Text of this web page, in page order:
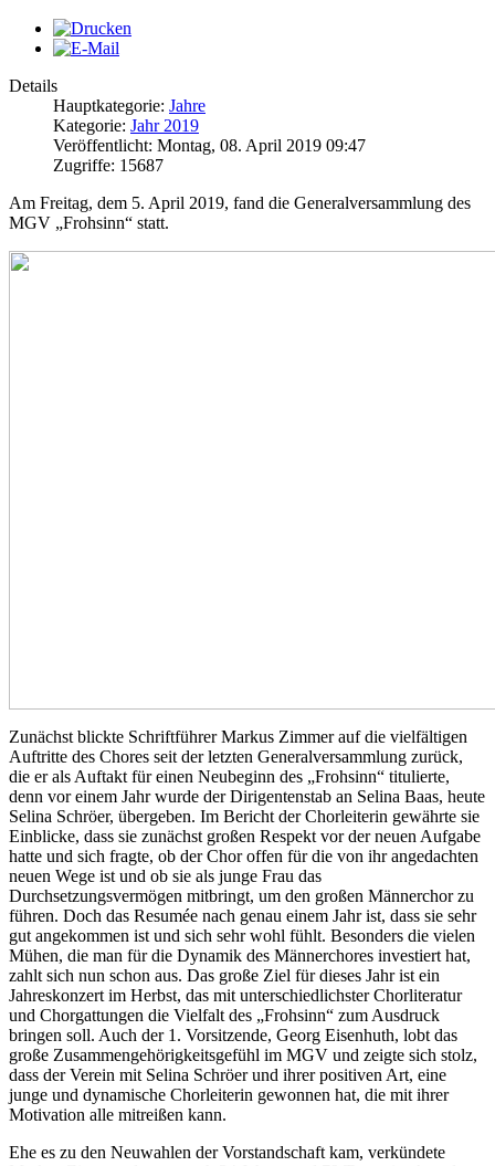
Details
Hauptkategorie: Jahre
Kategorie: Jahr 2019
Veröffentlicht: Montag, 08. April 2019 09:47
Zugriffe: 15687
Am Freitag, dem 5. April 2019, fand die Generalversammlung des
MGV „Frohsinn“ statt.
Zunächst blickte Schriftführer Markus Zimmer auf die vielfältigen
Auftritte des Chores seit der letzten Generalversammlung zurück,
die er als Auftakt für einen Neubeginn des „Frohsinn“ titulierte,
denn vor einem Jahr wurde der Dirigentenstab an Selina Baas, heute
Selina Schröer, übergeben. Im Bericht der Chorleiterin gewährte sie
Einblicke, dass sie zunächst großen Respekt vor der neuen Aufgabe
hatte und sich fragte, ob der Chor offen für die von ihr angedachten
neuen Wege ist und ob sie als junge Frau das
Durchsetzungsvermögen mitbringt, um den großen Männerchor zu
führen. Doch das Resumée nach genau einem Jahr ist, dass sie sehr
gut angekommen ist und sich sehr wohl fühlt. Besonders die vielen
Mühen, die man für die Dynamik des Männerchores investiert hat,
zahlt sich nun schon aus. Das große Ziel für dieses Jahr ist ein
Jahreskonzert im Herbst, das mit unterschiedlichster Chorliteratur
und Chorgattungen die Vielfalt des „Frohsinn“ zum Ausdruck
bringen soll. Auch der 1. Vorsitzende, Georg Eisenhuth, lobt das
große Zusammengehörigkeitsgefühl im MGV und zeigte sich stolz,
dass der Verein mit Selina Schröer und ihrer positiven Art, eine
junge und dynamische Chorleiterin gewonnen hat, die mit ihrer
Motivation alle mitreißen kann.
Ehe es zu den Neuwahlen der Vorstandschaft kam, verkündete